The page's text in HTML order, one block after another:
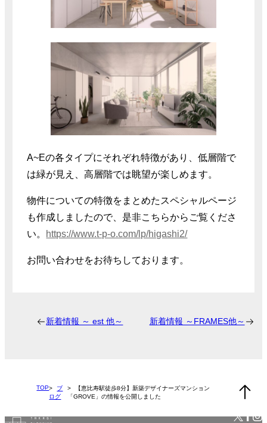
A~Eの各タイプにそれぞれ特徴があり、低層階で
は緑が見え、高層階では眺望が楽しめます。
物件についての特徴をまとめたスペシャルページ
も作成しましたので、是非こちらからご覧くださ
い。 https://www.t-p-o.com/lp/higashi2/
お問い合わせをお待ちしております。
新着情報 ～ est 他～ 新着情報 ～FRAMES他～
TOP
ブ
ログ
【恵比寿駅徒歩8分】新築デザイナーズマンション
「GROVE」の情報を公開しました